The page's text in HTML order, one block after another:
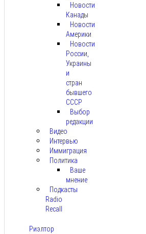
Новости
Канады
Новости
Америки
Новости
России,
Украины
и
стран
бывшего
СССР
Выбор
редакции
Видео
Интервью
Иммиграция
Политика
Ваше
мнение
Подкасты
Radio
Recall
Риэлтор